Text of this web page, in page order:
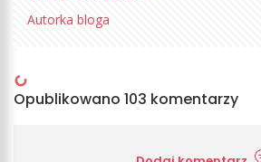
Autorka bloga
Opublikowano 103 komentarzy